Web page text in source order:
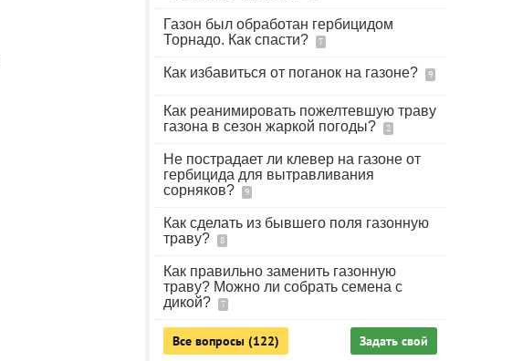
Газон был обработан гербицидом
Торнадо. Как спасти?
7
Как избавиться от поганок на газоне? 9
Как реанимировать пожелтевшую траву
газона в сезон жаркой погоды?
2
Не пострадает ли клевер на газоне от
гербицида для вытравливания
сорняков?
9
Как сделать из бывшего поля газонную
траву?
8
Как правильно заменить газонную
траву? Можно ли собрать семена с
дикой?
7
Все вопросы (122) Задать свой